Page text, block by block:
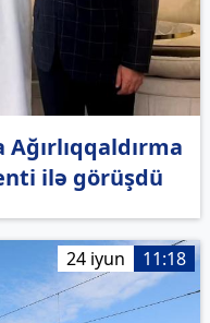
ilə görüşdü
24 iyun 11:18